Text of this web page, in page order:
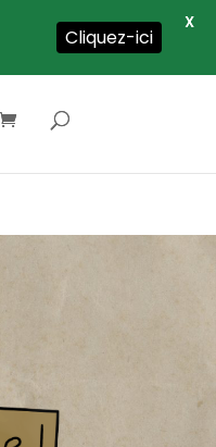
Cliquez-ici
X